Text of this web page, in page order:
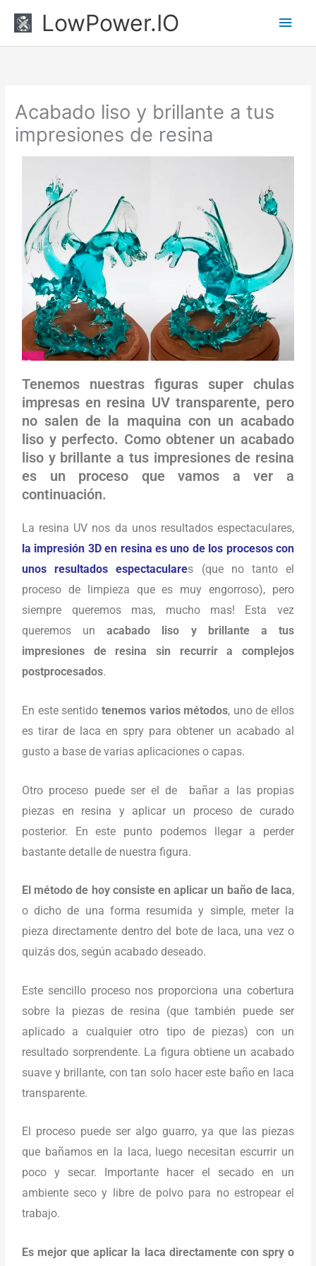
LowPower.IO
Acabado liso y brillante a tus
impresiones de resina
Tenemos nuestras figuras super chulas
impresas en resina UV transparente, pero
no salen de la maquina con un acabado
liso y perfecto. Como obtener un acabado
liso y brillante a tus impresiones de resina
es un proceso que vamos a ver a
continuación.
La resina UV nos da unos resultados espectaculares,
la impresión 3D en resina es uno de los procesos con
unos resultados espectaculares (que no tanto el
proceso de limpieza que es muy engorroso), pero
siempre queremos mas, mucho mas! Esta vez
queremos unacabado liso y brillante a tus
impresiones de resina sin recurrir a complejos
postprocesados.
En este sentido tenemos varios métodos, uno de ellos
es tirar de laca en spry para obtener un acabado al
gusto a base de varias aplicaciones o capas.
Otro proceso puede ser el de bañar a las propias
piezas en resina y aplicar un proceso de curado
posterior. En este punto podemos llegar a perder
bastante detalle de nuestra figura.
El método de hoy consiste en aplicar un baño de laca,
o dicho de una forma resumida y simple, meter la
pieza directamente dentro del bote de laca, una vez o
quizás dos, según acabado deseado.
Este sencillo proceso nos proporciona una cobertura
sobre la piezas de resina (que también puede ser
aplicado a cualquier otro tipo de piezas) con un
resultado sorprendente. La figura obtiene un acabado
suave y brillante, con tan solo hacer este baño en laca
transparente.
El proceso puede ser algo guarro, ya que las piezas
que bañamos en la laca, luego necesitan escurrir un
poco y secar. Importante hacer el secado en un
ambiente seco y libre de polvo para no estropear el
trabajo.
Es mejor que aplicar la laca directamente con spry o